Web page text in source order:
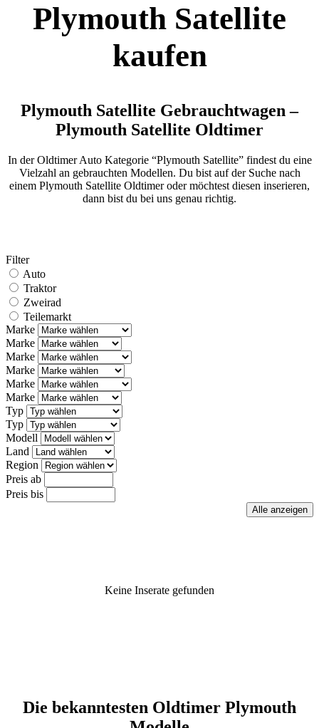
Plymouth Satellite
kaufen
Plymouth Satellite Gebrauchtwagen –
Plymouth Satellite Oldtimer
In der Oldtimer Auto Kategorie “Plymouth Satellite” findest du eine
Vielzahl an gebrauchten Modellen. Du bist auf der Suche nach
einem Plymouth Satellite Oldtimer oder möchtest diesen inserieren,
dann bist du bei uns genau richtig.
Filter
Auto
Traktor
Zweirad
Teilemarkt
Marke
Marke
Marke
Marke
Marke
Marke
Typ
Typ
Modell
Land
Region
Preis ab
Preis bis
Keine Inserate gefunden
Die bekanntesten Oldtimer Plymouth